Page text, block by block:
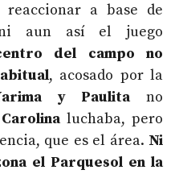
a base de
ni aun así el juego
del campo no
, acosado por la
y Paulita no
Carolinaluchaba, pero
que es el área. Ni
el Parquesol en la